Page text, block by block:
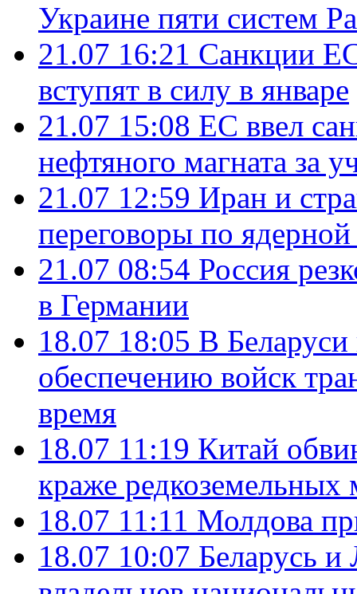
Украине пяти систем
21.07 16:21 Санкции
вступят в силу в январе
21.07 15:08 ЕС ввел
нефтяного магната за
21.07 12:59 Иран и
переговоры по
21.07 08:54 Россия
в Германии
18.07 18:05 В
обеспечению войск
время
18.07 11:19 Китай
краже редкоземельных
18.07 11:11 Молдова
18.07 10:07 Беларусь